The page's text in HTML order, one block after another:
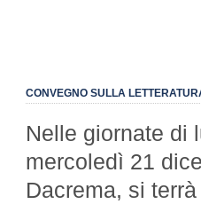
CONVEGNO SULLA
Nelle giornate di
mercoledì 21
Dacrema, si